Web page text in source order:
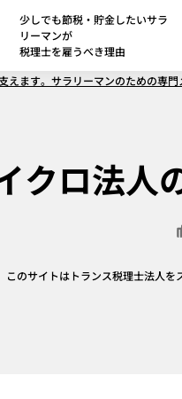
少しでも節税・貯金したいサラ
リーマンが
税理士を雇うべき理由
えます。サラリーマンのための専
クロ法人
このサイトはトランス税理士法人を